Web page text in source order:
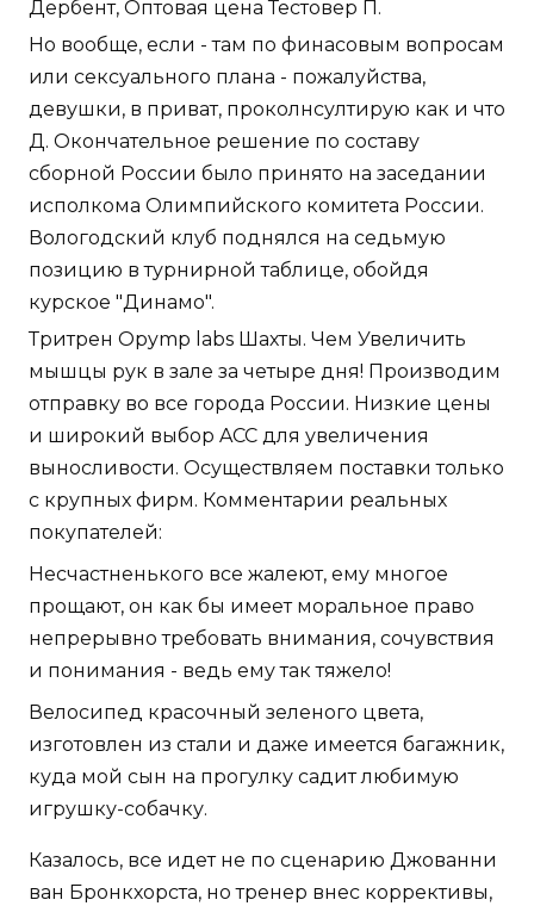
Дербент, Оптовая цена Тестовер П.
Но вообще, если - там по финасовым вопросам
или сексуального плана - пожалуйства,
девушки, в приват, проколнсултирую как и что
Д. Окончательное решение по составу
сборной России было принято на заседании
исполкома Олимпийского комитета России.
Вологодский клуб поднялся на седьмую
позицию в турнирной таблице, обойдя
курское "Динамо".
Тритрен Opymp labs Шахты. Чем Увеличить
мышцы рук в зале за четыре дня! Производим
отправку во все города России. Низкие цены
и широкий выбор ACC для увеличения
выносливости. Осуществляем поставки только
с крупных фирм. Комментарии реальных
покупателей:
Несчастненького все жалеют, ему многое
прощают, он как бы имеет моральное право
непрерывно требовать внимания, сочувствия
и понимания - ведь ему так тяжело!
Велосипед красочный зеленого цвета,
изготовлен из стали и даже имеется багажник,
куда мой сын на прогулку садит любимую
игрушку-собачку.
Казалось, все идет не по сценарию Джованни
ван Бронкхорста, но тренер внес коррективы,